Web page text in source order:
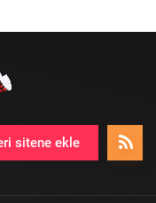
sitene ekle